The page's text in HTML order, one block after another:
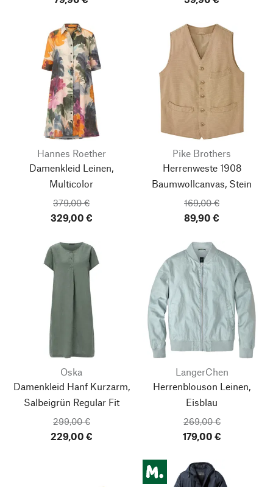
Hannes Roether
Damenkleid Leinen,
Multicolor
379,00 €
329,00 €
Pike Brothers
Herrenweste 1908
Baumwollcanvas, Stein
169,00 €
89,90 €
Oska
Damenkleid Hanf Kurzarm,
Salbeigrün Regular Fit
299,00 €
229,00 €
LangerChen
Herrenblouson Leinen,
Eisblau
269,00 €
179,00 €